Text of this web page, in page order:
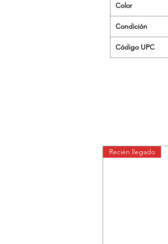
Color
Condición
Código UPC
Recién llegado